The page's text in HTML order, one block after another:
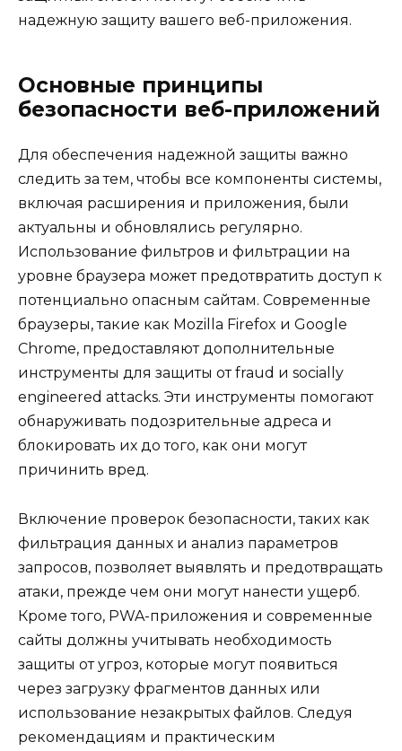
надежную защиту вашего веб-приложения.
Основные принципы
безопасности веб-приложений
Для обеспечения надежной защиты важно
следить за тем, чтобы все компоненты системы,
включая расширения и приложения, были
актуальны и обновлялись регулярно.
Использование фильтров и фильтрации на
уровне браузера может предотвратить доступ к
потенциально опасным сайтам. Современные
браузеры, такие как Mozilla Firefox и Google
Chrome, предоставляют дополнительные
инструменты для защиты от fraud и socially
engineered attacks. Эти инструменты помогают
обнаруживать подозрительные адреса и
блокировать их до того, как они могут
причинить вред.
Включение проверок безопасности, таких как
фильтрация данных и анализ параметров
запросов, позволяет выявлять и предотвращать
атаки, прежде чем они могут нанести ущерб.
Кроме того, PWA-приложения и современные
сайты должны учитывать необходимость
защиты от угроз, которые могут появиться
через загрузку фрагментов данных или
использование незакрытых файлов. Следуя
рекомендациям и практическим